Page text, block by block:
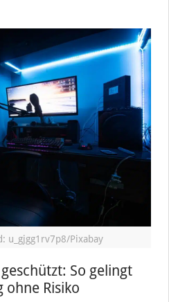
u_gjgg1rv7p8/Pixabay
So gelingt
ohne Risiko